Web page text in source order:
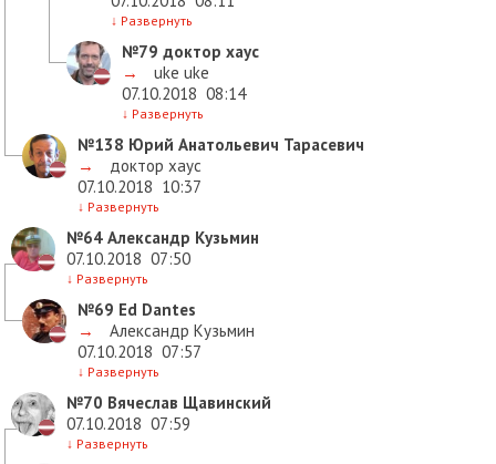
↓ Развернуть
№79 доктор хаус
→
uke uke
07.10.2018 08:14
↓ Развернуть
№138 Юрий Анатольевич Тарасевич
→
доктор хаус
07.10.2018 10:37
↓ Развернуть
№64 Александр Кузьмин
07.10.2018 07:50
↓ Развернуть
№69 Ed Dantes
→
Александр Кузьмин
07.10.2018 07:57
↓ Развернуть
№70 Вячеслав Щавинский
07.10.2018 07:59
↓ Развернуть